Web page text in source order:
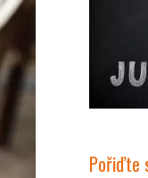
Pořiďte